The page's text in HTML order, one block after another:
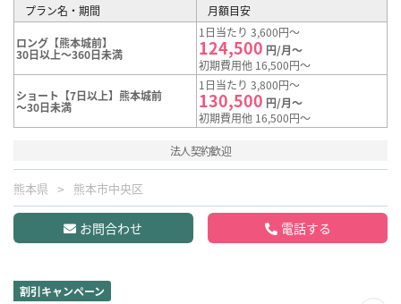
プラン名・期間 月額目安
ロング【熊本城前】
30日以上～360日未満
1日当たり 3,600円～
124,500 円/月～
初期費用他 16,500円～
ショート【7日以上】熊本城前
～30日未満
1日当たり 3,800円～
130,500 円/月～
初期費用他 16,500円～
法人契約歓迎
熊本県 熊本市中央区
お問合わせ 電話する
割引キャンペーン